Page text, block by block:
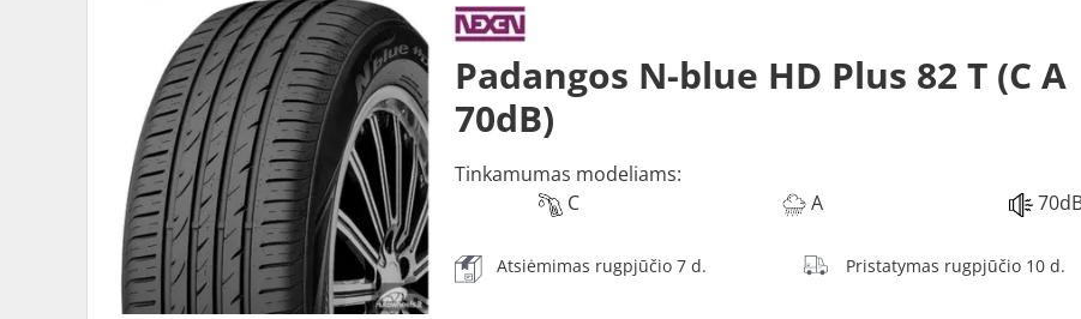
Padangos N-blue HD Plus 82 T (C A
70dB)
Tinkamumas modeliams:
C
A
Atsiėmimas rugpjūčio 7 d. Pristatymas rugpjūčio 10 d.